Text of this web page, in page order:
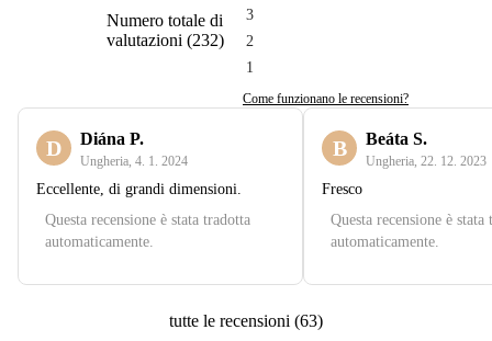
Numero totale di
valutazioni (232)
3
2
1
Come funzionano le recensioni?
D Diána P.
Ungheria 4. 1. 2024
Eccellente, di grandi dimensioni.
Questa recensione è stata tradotta
automaticamente.
B Beáta S.
Ungheria 22. 12. 2023
Fresco
Questa recensione è stata
automaticamente.
tutte le recensioni (63)